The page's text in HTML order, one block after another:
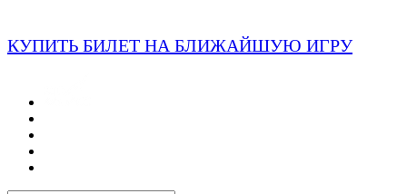
КУПИТЬ БИЛЕТ НА БЛИЖАЙШУЮ ИГРУ